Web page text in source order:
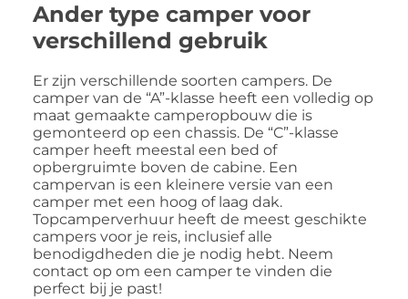
Ander type camper voor
verschillend gebruik
Er zijn verschillende soorten campers. De
camper van de “A”-klasse heeft een volledig op
maat gemaakte camperopbouw die is
gemonteerd op een chassis. De “C”-klasse
camper heeft meestal een bed of
opbergruimte boven de cabine. Een
campervan is een kleinere versie van een
camper met een hoog of laag dak.
Topcamperverhuur heeft de meest geschikte
campers voor je reis, inclusief alle
benodigdheden die je nodig hebt. Neem
contact op om een camper te vinden die
perfect bij je past!